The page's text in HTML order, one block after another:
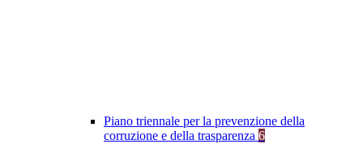
Piano triennale per la prevenzione della
corruzione e della trasparenza 6